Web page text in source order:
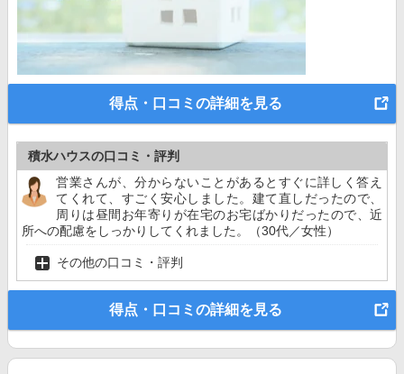
得点・口コミの詳細を見る
積水ハウスの口コミ・評判
営業さんが、分からないことがあるとすぐに詳しく答え
てくれて、すごく安心しました。建て直しだったので、
周りは昼間お年寄りが在宅のお宅ばかりだったので、近
所への配慮をしっかりしてくれました。（30代／女性）
その他の口コミ・評判
得点・口コミの詳細を見る